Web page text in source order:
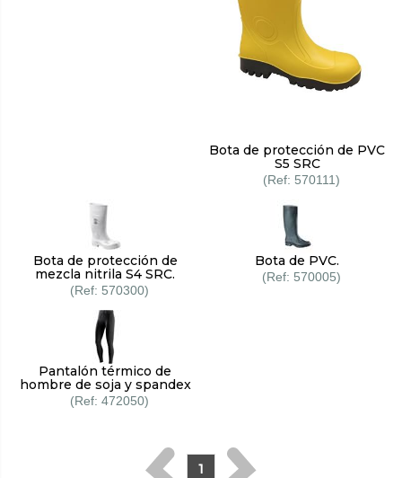
Bota de protección de PVC
S5 SRC
570111
Bota de protección de
mezcla nitrila S4 SRC.
570300
Bota de PVC.
570005
Pantalón térmico de
hombre de soja y spandex
472050
1